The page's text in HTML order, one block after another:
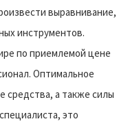
выравнивание,
инструментов.
по приемлемой цене
Оптимальное
средства, а также силы
это